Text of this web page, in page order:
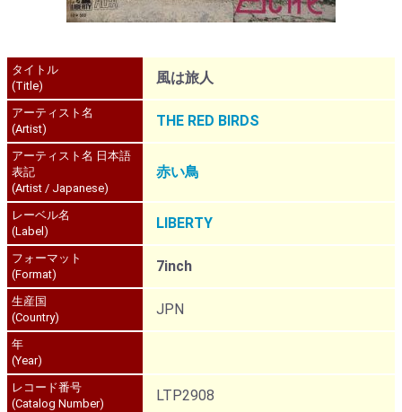
タイトル
(Title)
風は旅人
アーティスト名
(Artist)
THE RED BIRDS
アーティスト名 日本語
表記
(Artist / Japanese)
赤い鳥
レーベル名
(Label)
LIBERTY
フォーマット
(Format)
7inch
生産国
(Country)
JPN
年
(Year)
レコード番号
(Catalog Number)
LTP2908